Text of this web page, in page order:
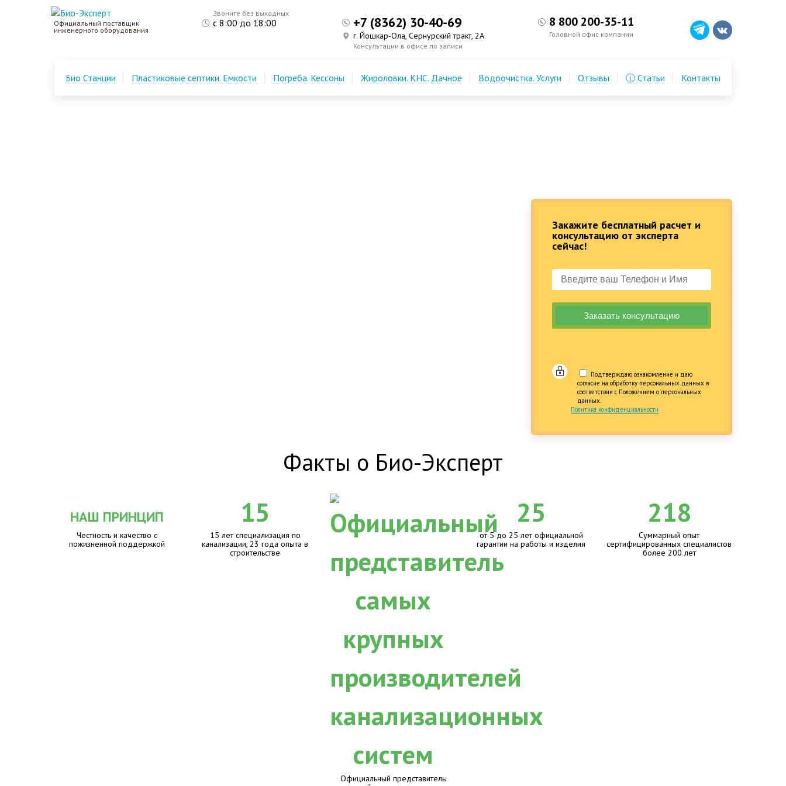
Закажите бесплатный расчет и
консультацию от эксперта
сейчас!
Подтверждаю ознакомление и даю
согласие на обработку персональных данных в
соответствии с Положением о персональных
данных.
Политика конфиденциальности
Официальный поставщик
инженерного оборудования
Звоните без выходных
с 8:00 до 18:00 +7 (8362) 30-40-69
г. Йошкар-Ола, Сернурский тракт, 2А
Консультации в офисе по записи
8 800 200-35-11
Головной офис компании
Био Станции Пластиковые септики. Емкости Погреба. Кессоны Жироловки. КНС. Дачное Водоочистка. Услуги Отзывы ⓘ Статьи Контакты
Факты о Био-Эксперт
НАШ ПРИНЦИП
Честность и качество с
пожизненной поддержкой
15
15 лет специализация по
канализации, 23 года опыта в
строительстве
Официальный представитель
25
от 5 до 25 лет официальной
гарантии на работы и изделия
218
Суммарный опыт
сертифицированных специалистов
более 200 лет